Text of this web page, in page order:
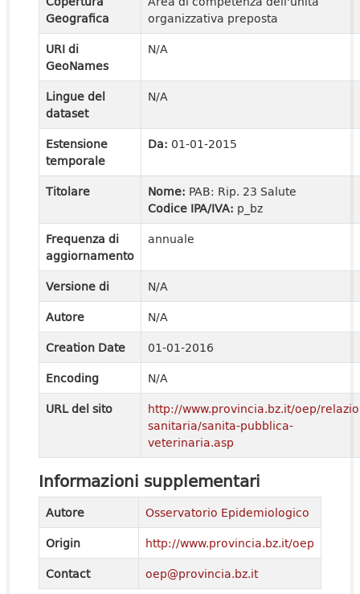
Geografica
organizzativa preposta
URI di
GeoNames
N/A
Lingue del
dataset
N/A
Estensione
temporale
Da: 01-01-2015
Titolare Nome: PAB: Rip. 23 Salute
Codice IPA/IVA: p_bz
Frequenza di
aggiornamento
annuale
Versione di
N/A
Autore
N/A
Creation Date
01-01-2016
Encoding
N/A
URL del sito
http://www.provincia.bz.it/oep/
sanitaria/sanita-pubblica-
veterinaria.asp
Informazioni supplementari
Autore
Osservatorio Epidemiologico
Origin
http://www.provincia.bz.it/oep
Contact
oep@provincia.bz.it